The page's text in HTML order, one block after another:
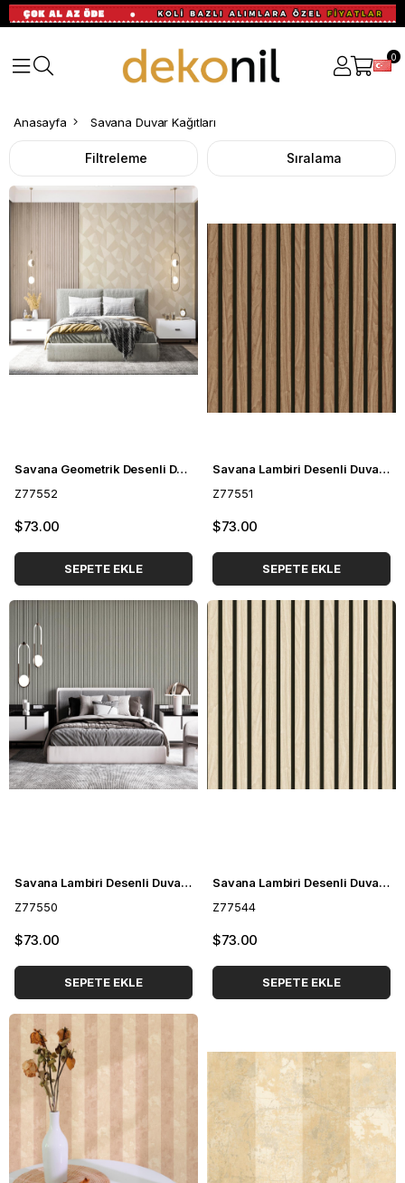
0
Anasayfa Savana Duvar Kağıtları
Filtreleme Sıralama
Savana Geometrik Desenli Duvar Kağıdı Z77552
Z77552
$73.00
SEPETE EKLE
Savana Lambiri Desenli Duvar Kağıdı Z77551
Z77551
$73.00
SEPETE EKLE
Savana Lambiri Desenli Duvar Kağıdı Z77550
Z77550
$73.00
SEPETE EKLE
Savana Lambiri Desenli Duvar Kağıdı Z77544
Z77544
$73.00
SEPETE EKLE